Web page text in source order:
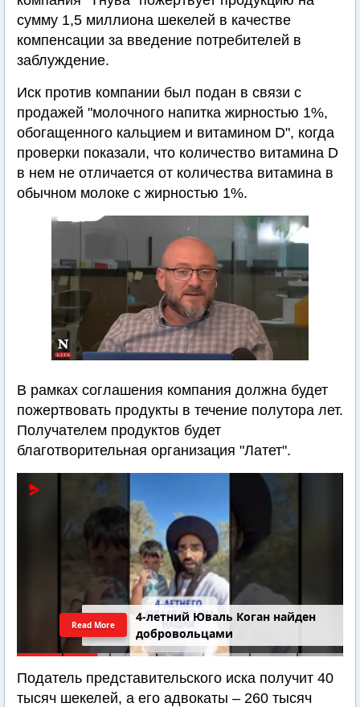
сумму 1,5 миллиона шекелей в качестве
компенсации за введение потребителей в
заблуждение.
Иск против компании был подан в связи с
продажей "молочного напитка жирностью 1%,
обогащенного кальцием и витамином D", когда
проверки показали, что количество витамина D
в нем не отличается от количества витамина в
обычном молоке с жирностью 1%.
В рамках соглашения компания должна будет
пожертвовать продукты в течение полутора лет.
Получателем продуктов будет
благотворительная организация "Латет".
4-летний Юваль Коган найден
добровольцами
Read More
Податель представительского иска получит 40
тысяч шекелей, а его адвокаты – 260 тысяч